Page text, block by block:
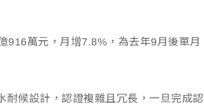
人無奈
916萬元，月增7.8%，為去年9月後單月
耐候設計，認證複雜且冗長，一旦完成認